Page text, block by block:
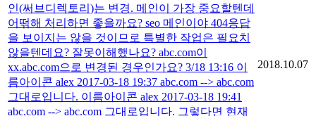
인(써브디렉토리)는 변경. 메인이 가장 중요할텐데
어떢해 처리하면 좋을까요? seo 메인이야 404응답
을 보이지는 않을 것이므로 특별한 작업은 필요치
않을텐데요? 잘못이해했나요? abc.com이
xx.abc.com으로 변경된 경우인가요? 3/18 13:16 이
름아이콘 alex 2017-03-18 19:37 abc.com --> abc.com
그대로입니다. 이름아이콘 alex 2017-03-18 19:41
abc.com --> abc.com 그대로입니다. 그렇다면 현재
2018.10.07